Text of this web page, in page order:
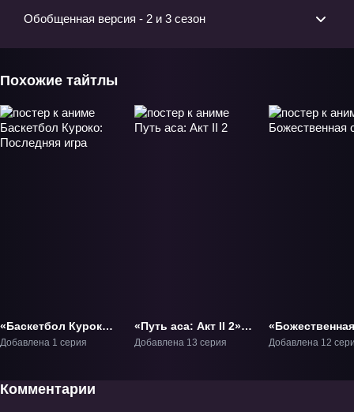
Обобщенная версия - 2 и 3 сезон
Похожие тайтлы
«Баскетбол Куроко:
Последняя игра»
Добавлена 1 серия
«Путь аса: Акт II 2»
ТВ-3.2
Добавлена 13 серия
«Божественная
стопа» ТВ-1
Добавлена 12
Комментарии